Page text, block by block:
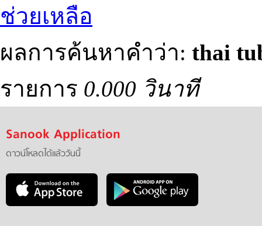
ช่วยเหลือ
ผลการค้นหาคำว่า: thai
รายการ 0.000 วินาที
Sanook Application
ดาวน์โหลดได้แล้ววันนี้